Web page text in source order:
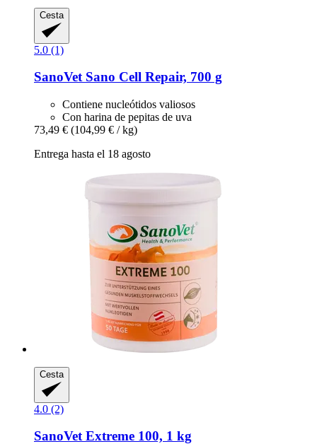
Cesta
5.0 (1)
SanoVetSano Cell Repair, 700 g
Contiene nucleótidos valiosos
Con harina de pepitas de uva
73,49 € (104,99 € / kg)
Entrega hasta el 18 agosto
Cesta
4.0 (2)
SanoVetExtreme 100, 1 kg